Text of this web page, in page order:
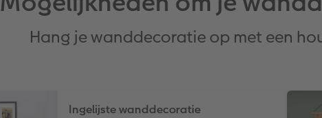
Hang je wanddecoratie op met een
Ingelijste wanddecoratie